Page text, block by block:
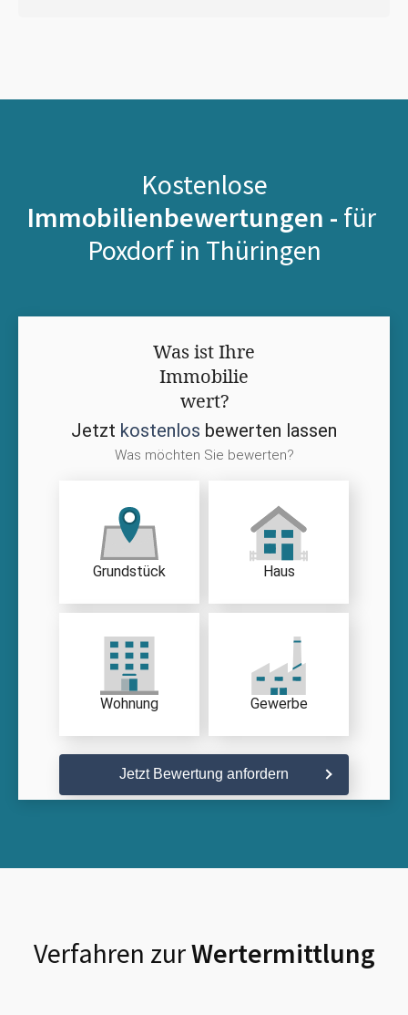
Kostenlose
Immobilienbewertungen - für
Poxdorf in Thüringen
Was ist Ihre
Immobilie
wert?
Jetzt kostenlos bewerten lassen
Was möchten Sie bewerten?
Grundstück Haus
Wohnung Gewerbe
Jetzt Bewertung anfordern
Verfahren zurWertermittlung